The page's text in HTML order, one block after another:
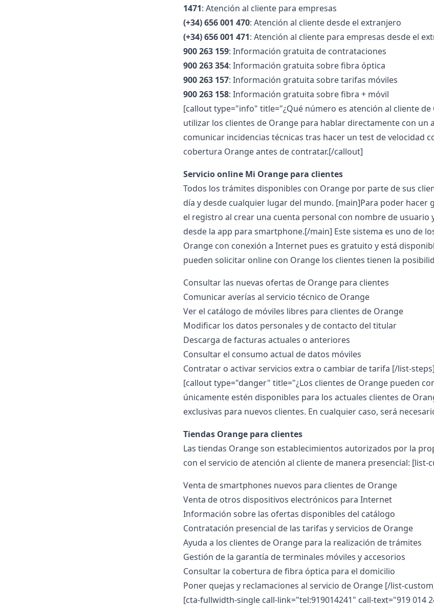
1471: Atención al cliente para empresas
(+34) 656 001 470: Atención al cliente desde el extranjero
(+34) 656 001 471: Atención al cliente para empresas desde el
900 263 159: Información gratuita de contrataciones
900 263 354: Información gratuita sobre fibra óptica
900 263 157: Información gratuita sobre tarifas móviles
900 263 158: Información gratuita sobre fibra + móvil
[callout type="info" title="¿Qué número es atención al cliente
utilizar los clientes de Orange para hablar directamente con
comunicar incidencias técnicas tras hacer un test de velocidad
cobertura Orange antes de contratar.[/callout]
Servicio online Mi Orange para clientes
Todos los trámites disponibles con Orange por parte de sus
día y desde cualquier lugar del mundo. [main]Para poder hacer
el registro al crear una cuenta personal con nombre de
desde la app para smartphone.[/main] Este sistema es uno de
Orange con conexión a Internet pues es gratuito y está
pueden solicitar online con Orange los clientes tienen la
Consultar las nuevas ofertas de Orange para clientes
Comunicar averías al servicio técnico de Orange
Ver el catálogo de móviles libres para clientes de Orange
Modificar los datos personales y de contacto del titular
Descarga de facturas actuales o anteriores
Consultar el consumo actual de datos móviles
Contratar o activar servicios extra o cambiar de tarifa [/list-steps]
[callout type="danger" title="¿Los clientes de Orange pueden
únicamente estén disponibles para los actuales clientes de
exclusivas para nuevos clientes. En cualquier caso, será
Tiendas Orange para clientes
Las tiendas Orange son establecimientos autorizados por la
con el servicio de atención al cliente de manera presencial: [list-
Venta de smartphones nuevos para clientes de Orange
Venta de otros dispositivos electrónicos para Internet
Información sobre las ofertas disponibles del catálogo
Contratación presencial de las tarifas y servicios de Orange
Ayuda a los clientes de Orange para la realización de trámites
Gestión de la garantía de terminales móviles y accesorios
Consultar la cobertura de fibra óptica para el domicilio
Poner quejas y reclamaciones al servicio de Orange [/list-
[cta-fullwidth-single call-link="tel:919014241" call-text="919